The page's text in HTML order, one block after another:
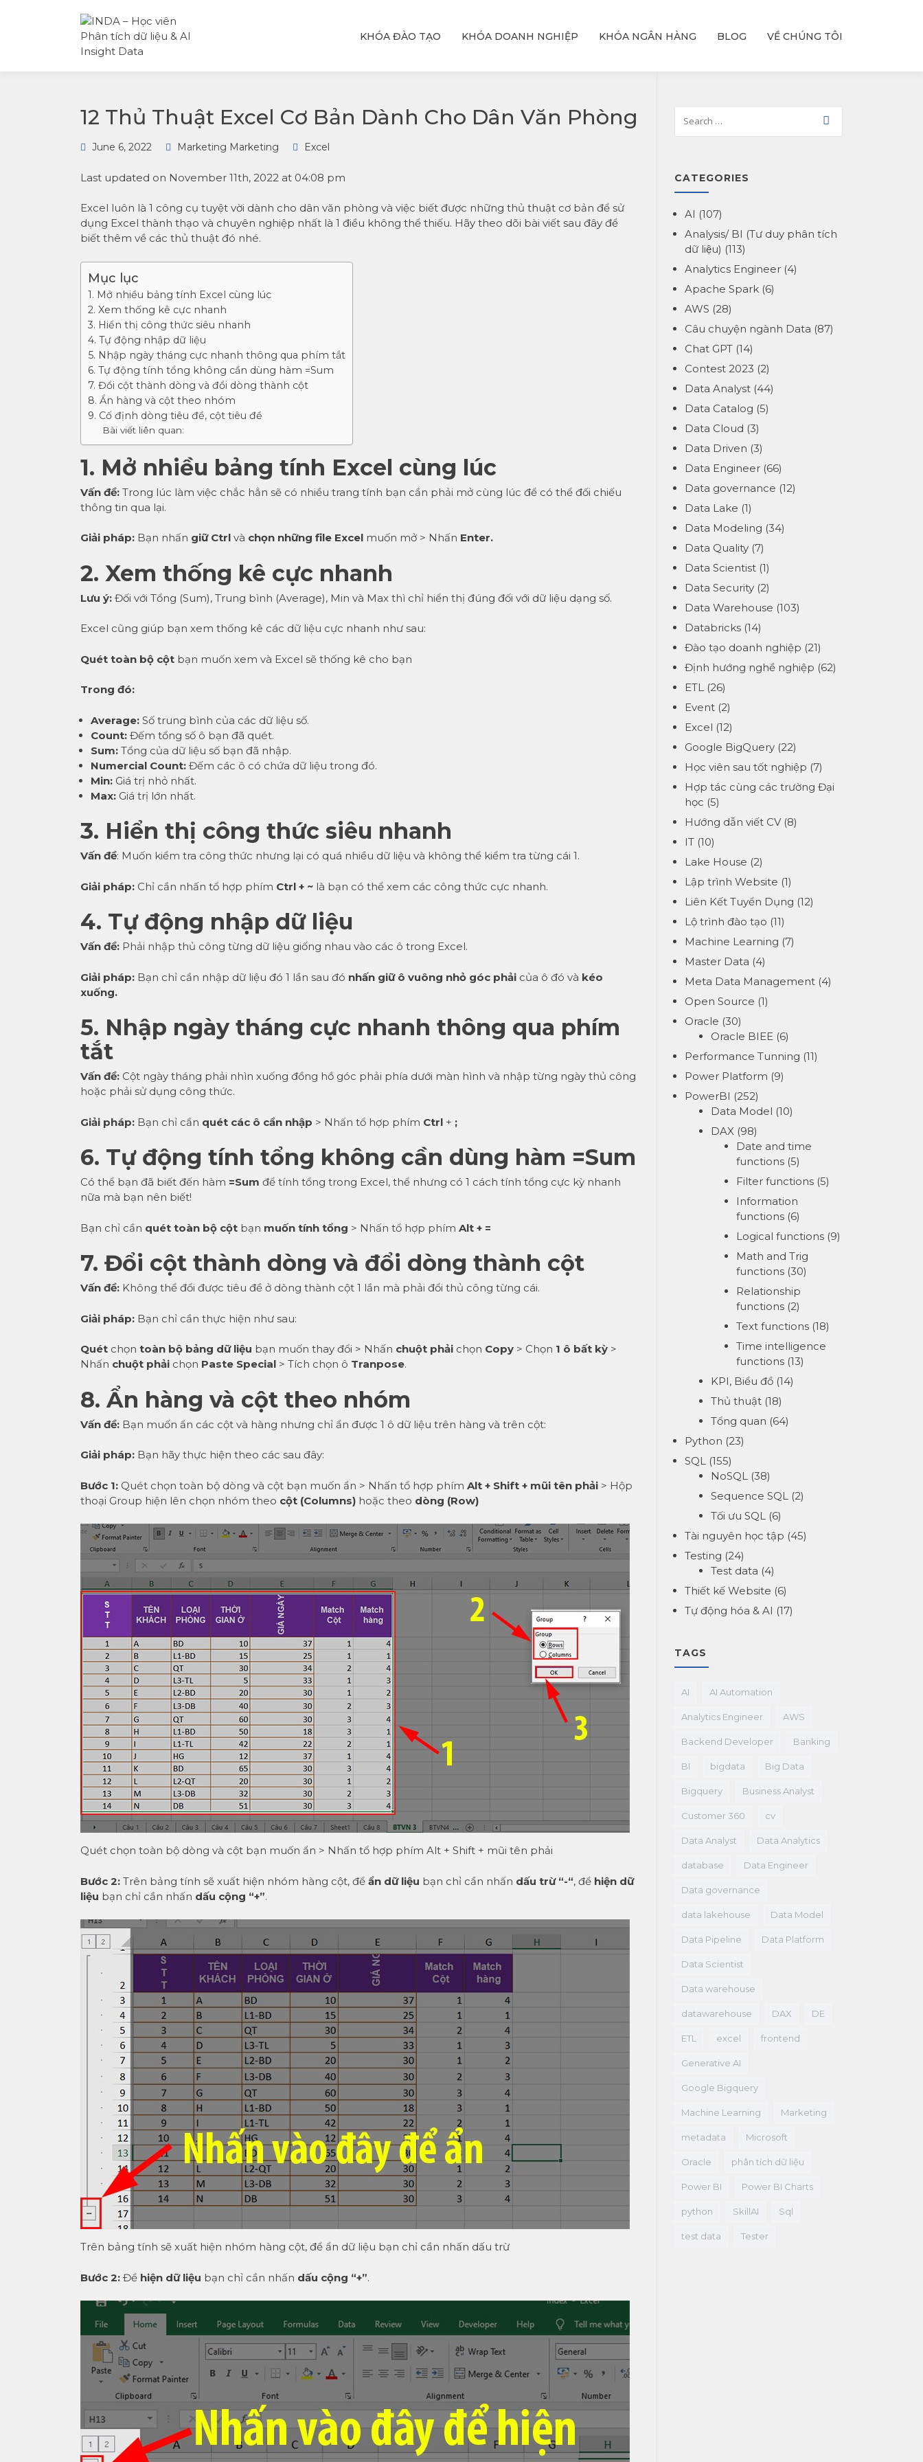
& AI INSIGHT
chứng khoán và doanh
KHÓA ĐÀO TẠO KHÓA DOANH NGHIỆP KHÓA NGÂN HÀNG BLOG VỀ CHÚNG TÔI
12 Thủ Thuật Excel Cơ Bản Dành Cho Dân Văn Phòng
June 6, 2022 Marketing Marketing Excel
Last updated on November 11th, 2022 at 04:08 pm
Excel luôn là 1 công cụ tuyệt vời dành cho dân văn phòng và việc biết được những thủ thuật cơ bản để sử
dụng Excel thành thạo và chuyên nghiệp nhất là 1 điều không thể thiếu. Hãy theo dõi bài viết sau đây để
biết thêm về các thủ thuật đó nhé.
Mục lục
1. Mở nhiều bảng tính Excel cùng lúc
2. Xem thống kê cực nhanh
3. Hiển thị công thức siêu nhanh
4. Tự động nhập dữ liệu
5. Nhập ngày tháng cực nhanh thông qua phím tắt
6. Tự động tính tổng không cần dùng hàm =Sum
7. Đổi cột thành dòng và đổi dòng thành cột
8. Ẩn hàng và cột theo nhóm
9. Cố định dòng tiêu đề, cột tiêu đề
Bài viết liên quan:
1. Mở nhiều bảng tính Excel cùng lúc
Vấn đề: Trong lúc làm việc chắc hẳn sẽ có nhiều trang tính bạn cần phải mở cùng lúc để có thể đối chiếu
thông tin qua lại.
Giải pháp: Bạn nhấn giữ Ctrl và chọn những file Excel muốn mở > Nhấn Enter.
2. Xem thống kê cực nhanh
Lưu ý: Đối với Tổng (Sum), Trung bình (Average), Min và Max thì chỉ hiển thị đúng đối với dữ liệu dạng số.
Excel cũng giúp bạn xem thống kê các dữ liệu cực nhanh như sau:
Quét toàn bộ cột bạn muốn xem và Excel sẽ thống kê cho bạn
Trong đó:
Average: Số trung bình của các dữ liệu số.
Count: Đếm tổng số ô bạn đã quét.
Sum: Tổng của dữ liệu số bạn đã nhập.
Numercial Count: Đếm các ô có chứa dữ liệu trong đó.
Min: Giá trị nhỏ nhất.
Max: Giá trị lớn nhất.
3. Hiển thị công thức siêu nhanh
Vấn đề: Muốn kiểm tra công thức nhưng lại có quá nhiều dữ liệu và không thể kiểm tra từng cái 1.
Giải pháp: Chỉ cần nhấn tổ hợp phím Ctrl + ~ là bạn có thể xem các công thức cực nhanh.
4. Tự động nhập dữ liệu
Vấn đề: Phải nhập thủ công từng dữ liệu giống nhau vào các ô trong Excel.
Giải pháp: Bạn chỉ cần nhập dữ liệu đó 1 lần sau đó nhấn giữ ô vuông nhỏ góc phải của ô đó và kéo
xuống.
5. Nhập ngày tháng cực nhanh thông qua phím
tắt
Vấn đề: Cột ngày tháng phải nhìn xuống đồng hồ góc phải phía dưới màn hình và nhập từng ngày thủ công
hoặc phải sử dụng công thức.
Giải pháp: Bạn chỉ cần quét các ô cần nhập > Nhấn tổ hợp phím Ctrl + ;
6. Tự động tính tổng không cần dùng hàm =Sum
Có thể bạn đã biết đến hàm =Sum để tính tổng trong Excel, thể nhưng có 1 cách tính tổng cực kỳ nhanh
nữa mà bạn nên biết!
Bạn chỉ cần quét toàn bộ cột bạn muốn tính tổng > Nhấn tổ hợp phím Alt + =
7. Đổi cột thành dòng và đổi dòng thành cột
Vấn đề: Không thể đổi được tiêu đề ở dòng thành cột 1 lần mà phải đổi thủ công từng cái.
Giải pháp: Bạn chỉ cần thực hiện như sau:
Quét chọn toàn bộ bảng dữ liệu bạn muốn thay đổi > Nhấn chuột phải chọn Copy > Chọn 1 ô bất kỳ >
Nhấn chuột phải chọn Paste Special > Tích chọn ô Tranpose.
8. Ẩn hàng và cột theo nhóm
Vấn đề: Bạn muốn ẩn các cột và hàng nhưng chỉ ẩn được 1 ô dữ liệu trên hàng và trên cột:
Giải pháp: Bạn hãy thực hiện theo các sau đây:
Bước 1: Quét chọn toàn bộ dòng và cột bạn muốn ẩn > Nhấn tổ hợp phím Alt + Shift + mũi tên phải > Hộp
thoại Group hiện lên chọn nhóm theo cột (Columns) hoặc theo dòng (Row)
Quét chọn toàn bộ dòng và cột bạn muốn ẩn > Nhấn tổ hợp phím Alt + Shift + mũi tên phải
Bước 2: Trên bảng tính sẽ xuất hiện nhóm hàng cột, để ẩn dữ liệu bạn chỉ cần nhấn dấu trừ “-“, để hiện dữ
liệu bạn chỉ cần nhấn dấu cộng “+”.
Trên bảng tính sẽ xuất hiện nhóm hàng cột, để ẩn dữ liệu bạn chỉ cần nhấn dấu trừ
Bước 2: Để hiện dữ liệu bạn chỉ cần nhấn dấu cộng “+”.
CATEGORIES
AI (107)
Analysis/ BI (Tư duy phân tích
dữ liệu) (113)
Analytics Engineer (4)
Apache Spark (6)
AWS (28)
Câu chuyện ngành Data (87)
Chat GPT (14)
Contest 2023 (2)
Data Analyst (44)
Data Catalog (5)
Data Cloud (3)
Data Driven (3)
Data Engineer (66)
Data governance (12)
Data Lake (1)
Data Modeling (34)
Data Quality (7)
Data Scientist (1)
Data Security (2)
Data Warehouse (103)
Databricks (14)
Đào tạo doanh nghiệp (21)
Định hướng nghề nghiệp (62)
ETL (26)
Event (2)
Excel (12)
Google BigQuery (22)
Học viên sau tốt nghiệp (7)
Hợp tác cùng các trường Đại
học (5)
Hướng dẫn viết CV(8)
IT (10)
Lake House (2)
Lập trình Website (1)
Liên Kết Tuyển Dụng (12)
Lộ trình đào tạo (11)
Machine Learning (7)
Master Data (4)
Meta Data Management (4)
Open Source (1)
Oracle (30)
Oracle BIEE(6)
Performance Tunning (11)
Power Platform (9)
PowerBI (252)
Data Model (10)
DAX(98)
Date and time
functions (5)
Filter functions (5)
Information
functions (6)
Logical functions (9)
Math and Trig
functions (30)
Relationship
functions (2)
Text functions (18)
Time intelligence
functions (13)
KPI, Biểu đồ(14)
Thủ thuật(18)
Tổng quan (64)
Python (23)
SQL (155)
NoSQL(38)
Sequence SQL(2)
Tối ưu SQL(6)
Tài nguyên học tập (45)
Testing (24)
Test data (4)
Thiết kế Website (6)
Tự động hóa & AI (17)
TAGS
AI AI Automation
Analytics Engineer AWS
Backend Developer Banking
BI bigdata Big Data
Bigquery Business Analyst
Customer 360 cv
Data Analyst Data Analytics
database Data Engineer
Data governance
data lakehouse Data Model
Data Pipeline Data Platform
Data Scientist
Data warehouse
datawarehouse DAX DE
ETL excel frontend
Generative AI
Google Bigquery
Machine Learning Marketing
metadata Microsoft
Oracle phân tích dữ liệu
Power BI Power BI Charts
python SkillAI Sql
test data Tester